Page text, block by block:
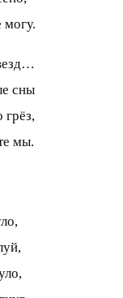
могу.
сны
грёз,
мы.